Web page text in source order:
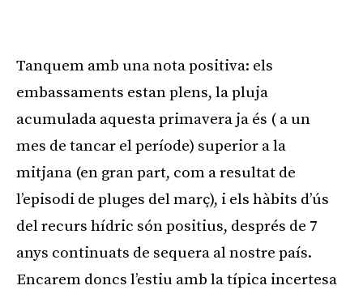
Tanquem amb una nota positiva: els
embassaments estan plens, la pluja
acumulada aquesta primavera ja és ( a un
mes de tancar el període) superior a la
mitjana (en gran part, com a resultat de
l’episodi de pluges del març), i els hàbits d’ús
del recurs hídric són positius, després de 7
anys continuats de sequera al nostre país.
Encarem doncs l’estiu amb la típica incertesa